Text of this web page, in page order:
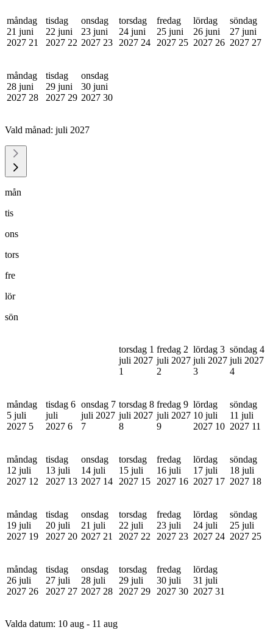
måndag
21 juni
2027 21
tisdag
22 juni
2027 22
onsdag
23 juni
2027 23
torsdag
24 juni
2027 24
fredag
25 juni
2027 25
lördag
26 juni
2027 26
söndag
27 juni
2027 27
måndag
28 juni
2027 28
tisdag
29 juni
2027 29
onsdag
30 juni
2027 30
Vald månad: juli 2027
mån
tis
ons
tors
fre
lör
sön
torsdag 1
juli 2027
1
fredag 2
juli 2027
2
lördag 3
juli 2027
3
söndag 4
juli 2027
4
måndag
5 juli
2027 5
tisdag 6
juli
2027 6
onsdag 7
juli 2027
7
torsdag 8
juli 2027
8
fredag 9
juli 2027
9
lördag
10 juli
2027 10
söndag
11 juli
2027 11
måndag
12 juli
2027 12
tisdag
13 juli
2027 13
onsdag
14 juli
2027 14
torsdag
15 juli
2027 15
fredag
16 juli
2027 16
lördag
17 juli
2027 17
söndag
18 juli
2027 18
måndag
19 juli
2027 19
tisdag
20 juli
2027 20
onsdag
21 juli
2027 21
torsdag
22 juli
2027 22
fredag
23 juli
2027 23
lördag
24 juli
2027 24
söndag
25 juli
2027 25
måndag
26 juli
2027 26
tisdag
27 juli
2027 27
onsdag
28 juli
2027 28
torsdag
29 juli
2027 29
fredag
30 juli
2027 30
lördag
31 juli
2027 31
Valda datum: 10 aug - 11 aug